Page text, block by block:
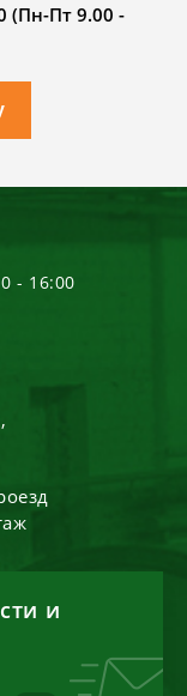
(Пн-Пт 9.00 -
- 16:00
и